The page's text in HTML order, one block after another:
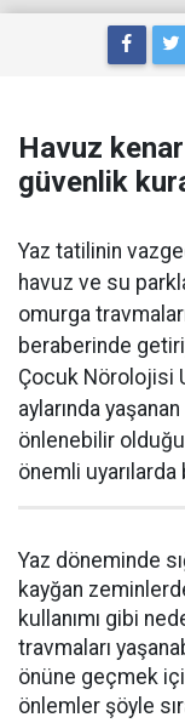
Havuz
güvenlik
Yaz tatilinin
havuz ve su
omurga
beraberinde
Çocuk Nörolojisi
aylarında
önlenebilir
önemli uyarılarda
Yaz döneminde
kayğan
kullanımı gibi
travmaları
önüne geçmek
önlemler şöyle